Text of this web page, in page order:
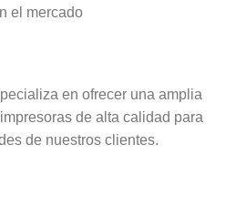
el mercado
en ofrecer una amplia
de alta calidad para
de nuestros clientes.